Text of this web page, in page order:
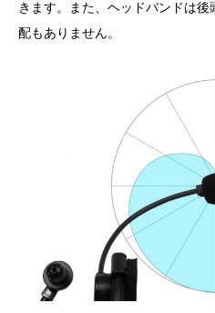
きます。また、ヘッドバンドは
配もありません。